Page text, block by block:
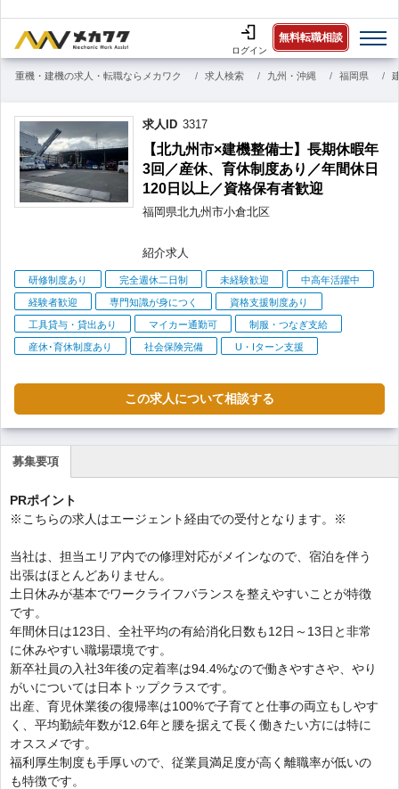
ログイン
無料転職相談
重機・建機の求人・転職ならメカワク 求人検索 九州・沖縄 福岡県
求人ID 3317
【北九州市×建機整備士】長期休暇年
3回／産休、育休制度あり／年間休日
120日以上／資格保有者歓迎
福岡県北九州市小倉北区
紹介求人
だ
わ
り
研修制度あり 完全週休二日制 未経験歓迎 中高年活躍中
経験者歓迎 専門知識が身につく 資格支援制度あり
工具貸与・貸出あり マイカー通勤可 制服・つなぎ支給
産休･育休制度あり 社会保険完備 U・Iターン支援
この求人について相談する
募集要項
ク
テ
な
タ
ブ)
PRポイント
※こちらの求人はエージェント経由での受付となります。※
当社は、担当エリア内での修理対応がメインなので、宿泊を伴う
出張はほとんどありません。
土日休みが基本でワークライフバランスを整えやすいことが特徴
です。
年間休日は123日、全社平均の有給消化日数も12日～13日と非常
に休みやすい職場環境です。
新卒社員の入社3年後の定着率は94.4%なので働きやすさや、やり
がいについては日本トップクラスです。
出産、育児休業後の復帰率は100%で子育てと仕事の両立もしやす
く、平均勤続年数が12.6年と腰を据えて長く働きたい方には特に
オススメです。
福利厚生制度も手厚いので、従業員満足度が高く離職率が低いの
も特徴です。